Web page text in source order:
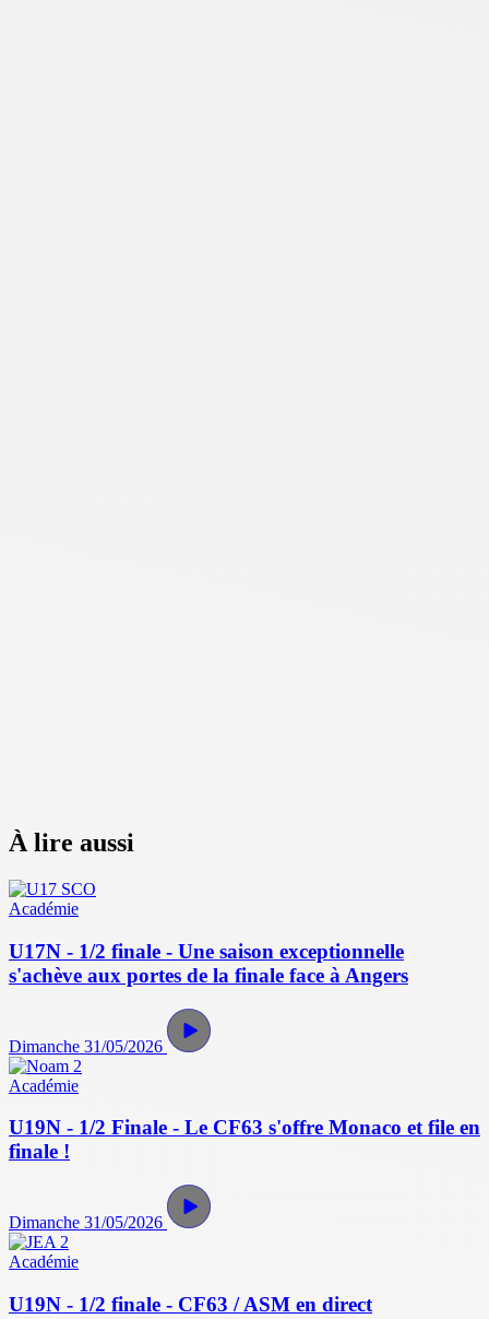
À lire aussi
Académie
U17N - 1/2 finale - Une saison exceptionnelle
s'achève aux portes de la finale face à Angers
Dimanche 31/05/2026
Académie
U19N - 1/2 Finale - Le CF63 s'offre Monaco et file en
finale !
Dimanche 31/05/2026
Académie
U19N - 1/2 finale - CF63 / ASM en direct